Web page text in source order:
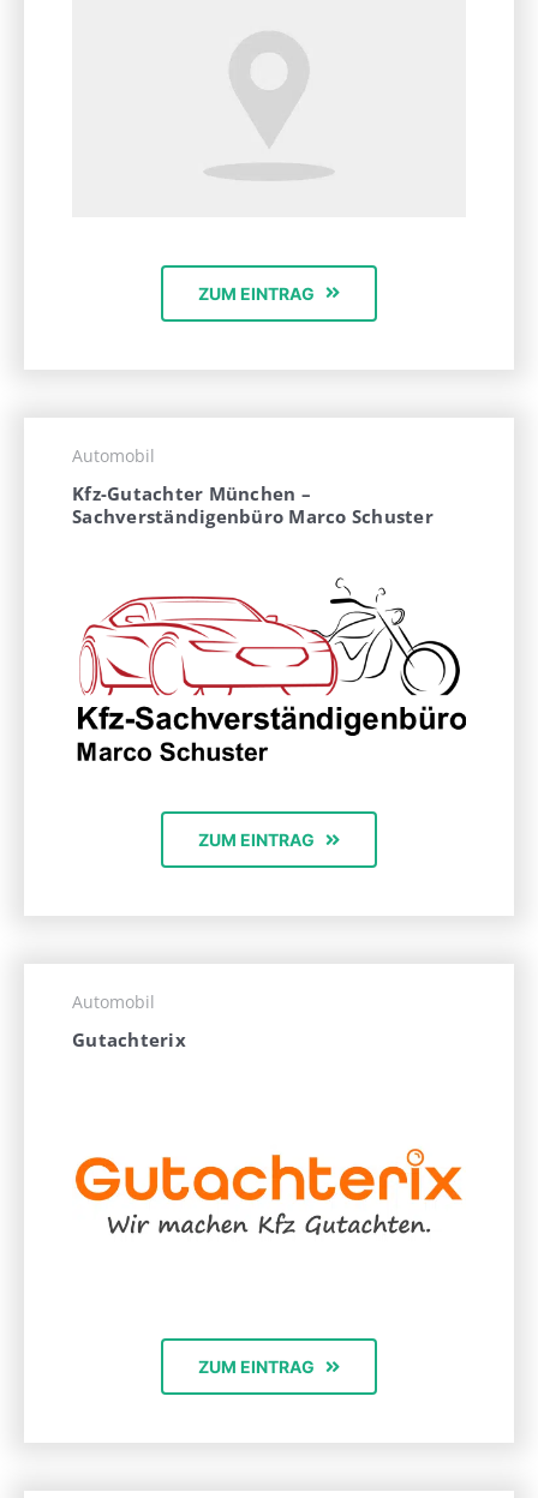
ZUM EINTRAG
Automobil
Kfz-Gutachter München –
Sachverständigenbüro Marco Schuster
ZUM EINTRAG
Automobil
Gutachterix
ZUM EINTRAG